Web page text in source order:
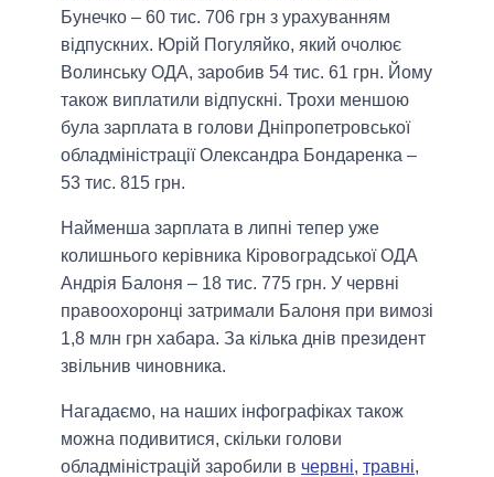
Бунечко – 60 тис. 706 грн з урахуванням
відпускних. Юрій Погуляйко, який очолює
Волинську ОДА, заробив 54 тис. 61 грн. Йому
також виплатили відпускні. Трохи меншою
була зарплата в голови Дніпропетровської
обладміністрації Олександра Бондаренка –
53 тис. 815 грн.
Найменша зарплата в липні тепер уже
колишнього керівника Кіровоградської ОДА
Андрія Балоня – 18 тис. 775 грн. У червні
правоохоронці затримали Балоня при вимозі
1,8 млн грн хабара. За кілька днів президент
звільнив чиновника.
Нагадаємо, на наших інфографіках також
можна подивитися, скільки голови
обладміністрацій заробили в червні, травні,